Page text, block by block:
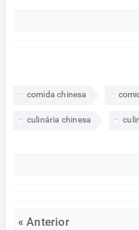
comida chinesa
culinária chinesa
« Anterior